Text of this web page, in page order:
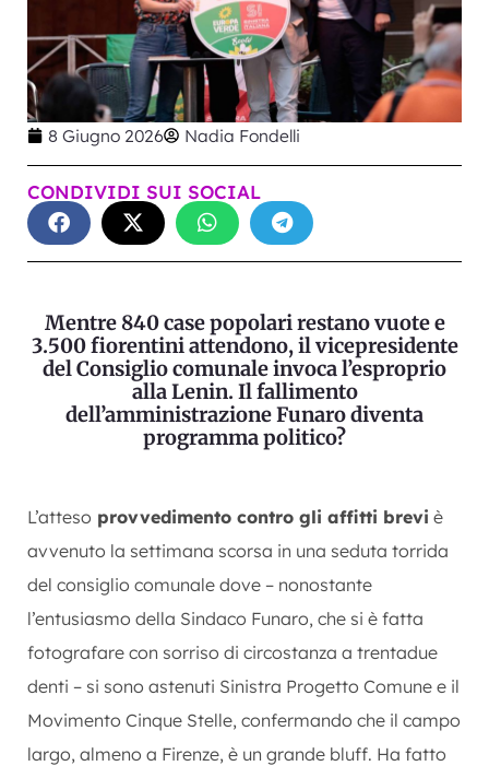
8 Giugno 2026 Nadia Fondelli
CONDIVIDI SUI SOCIAL
Mentre 840 case popolari restano vuote e
3.500 fiorentini attendono, il vicepresidente
del Consiglio comunale invoca l’esproprio
alla Lenin. Il fallimento
dell’amministrazione Funaro diventa
programma politico?
L’atteso provvedimento contro gli affitti brevi è
avvenuto la settimana scorsa in una seduta torrida
del consiglio comunale dove – nonostante
l’entusiasmo della Sindaco Funaro, che si è fatta
fotografare con sorriso di circostanza a trentadue
denti – si sono astenuti Sinistra Progetto Comune e il
Movimento Cinque Stelle, confermando che il campo
largo, almeno a Firenze, è un grande bluff. Ha fatto